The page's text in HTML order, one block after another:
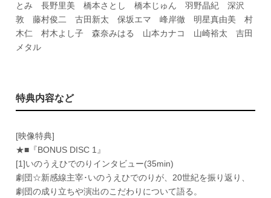
とみ 長野里美 橋本さとし 橋本じゅん 羽野晶紀 深沢
敦 藤村俊二 古田新太 保坂エマ 峰岸徹 明星真由美 村
木仁 村木よし子 森奈みはる 山本カナコ 山崎裕太 吉田
メタル
特典内容など
[映像特典]
★■『BONUS DISC 1』
[1]いのうえひでのりインタビュー(35min)
劇団☆新感線主宰･いのうえひでのりが、20世紀を振り返り、
劇団の成り立ちや演出のこだわりについて語る。